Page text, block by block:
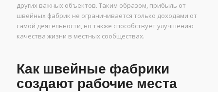
других важных объектов. Таким образом, прибыль от
швейных фабрик не ограничивается только доходами от
самой деятельности, но также способствует улучшению
качества жизни в местных сообществах.
Как швейные фабрики
создают рабочие места